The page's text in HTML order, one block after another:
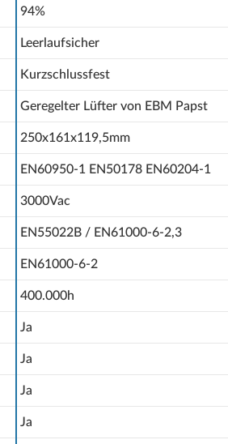
94%
Leerlaufsicher
Kurzschlussfest
Geregelter Lüfter von EBM Papst
250x161x119,5mm
EN60950-1 EN50178 EN60204-1
3000Vac
EN55022B / EN61000-6-2,3
EN61000-6-2
400.000h
Ja
Ja
Ja
Ja